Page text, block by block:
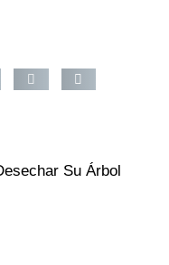
Su Árbol